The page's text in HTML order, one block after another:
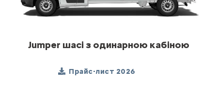
Jumper шасі з одинарною кабіною
Прайс-лист 2026